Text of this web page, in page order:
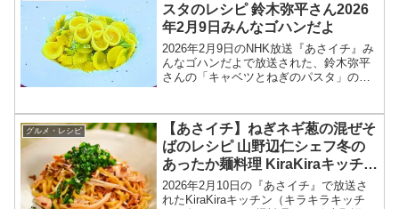
スタのレシピ 鈴木弥平さん2026
年2月9日みんなゴハンだよ
2026年2月9日のNHK放送『あさイチ』み
んなゴハンだよで放送された、鈴木弥平
さんの「キャベツとねぎのパスタ」のレ
ーナーシェフの鈴木弥平さんが登場！ミ
ラノ・コルティ...
グルメ・レシピ
【あさイチ】ねぎネギ葱の混ぜそ
ばのレシピ 山野辺仁シェフ冬の
あったか麺料理 KiraKiraキッチン
2026年2月10日
2026年2月10日の『あさイチ』で放送さ
れたKiraKiraキッチン（キラキラキッチ